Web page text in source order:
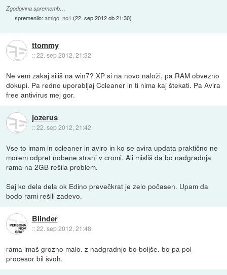
Zgodovina sprememb…
spremenilo:amigo_no1 (22. sep 2012 ob 21:30)
ttommy
::22. sep 2012, 21:32
Ne vem zakaj siliš na win7? XP si na novo naloži, pa RAM obvezno
dokupi. Pa redno uporabljaj Ccleaner in ti nima kaj štekati. Pa Avira
free antivirus mej gor.
jozerus
::22. sep 2012, 21:42
Vse to imam in ccleaner in aviro in ko se avira updata praktično ne
morem odpret nobene strani v cromi. Ali misliš da bo nadgradnja
rama na 2GB rešila problem.
Saj ko dela dela ok Edino prevečkrat je zelo počasen. Upam da
bodo rami rešili zadevo.
Blinder
::22. sep 2012, 21:48
rama imaš grozno malo. z nadgradnjo bo boljše. bo pa pol
procesor bil švoh.